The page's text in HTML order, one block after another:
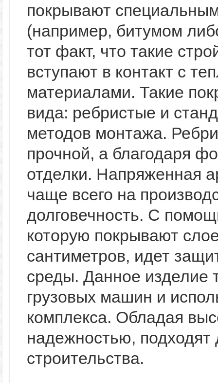
покрывают
(например, битумом
тот факт, что такие
вступают в контакт с
материалами. Такие
вида: ребристые и
методов монтажа.
прочной, а благодаря
отделки. Напряженная
чаще всего на
долговечность. С
которую покрывают
сантиметров, идет
среды. Данное изделие
грузовых машин и
комплекса. Обладая
надежностью,
строительства.